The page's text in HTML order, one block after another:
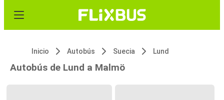
Inicio Autobús Suecia Lund
Autobús de Lund a Malmö